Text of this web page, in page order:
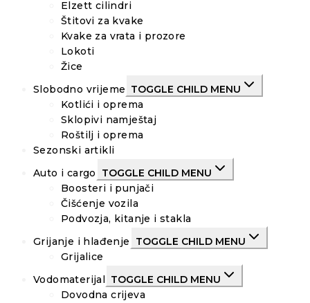
Elzett cilindri
Štitovi za kvake
Kvake za vrata i prozore
Lokoti
Žice
Slobodno vrijeme TOGGLE CHILD MENU
Kotlići i oprema
Sklopivi namještaj
Roštilj i oprema
Sezonski artikli
Auto i cargo
TOGGLE CHILD MENU
Boosteri i punjači
Čišćenje vozila
Podvozja, kitanje i stakla
Grijanje i hlađenje
TOGGLE CHILD MENU
Grijalice
Vodomaterijal
TOGGLE CHILD MENU
Dovodna crijeva